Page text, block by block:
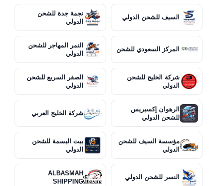
السيف للشحن الدولي
نجمة جدة للشحن
الدولي
المركز السعودي للشحن
النمر المهاجر للشحن
الدولي
شركة الخليج للشحن
الدولي
الصقر السريع للشحن
الدولي
الرهوان إكسبريس
للشحن الدولي
شركة الخليج العربي
مؤسسة السيف للشحن
الدولي
بيت البسمة للشحن
الدولي
النسر للشحن الدولي
ALBASMAH
SHIPPING